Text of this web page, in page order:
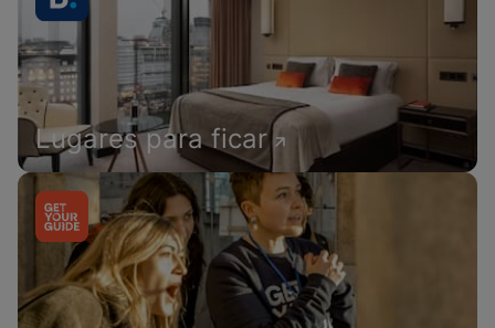
Lugares para ficar